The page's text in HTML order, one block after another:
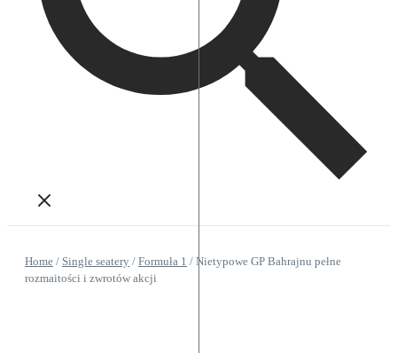
Home / Single seatery / Formuła 1 / Nietypowe GP Bahrajnu pełne
rozmaitości i zwrotów akcji